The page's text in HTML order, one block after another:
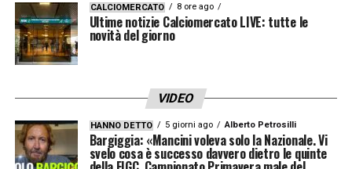
CALCIOMERCATO 8 ore ago
Ultime notizie Calciomercato LIVE: tutte le
novità del giorno
VIDEO
HANNO DETTO 5 giorni ago Alberto Petrosilli
Bargiggia: «Mancini voleva solo la Nazionale. Vi
svelo cosa è successo davvero dietro le quinte